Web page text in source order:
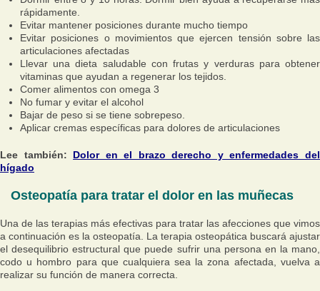
rápidamente.
Evitar mantener posiciones durante mucho tiempo
Evitar posiciones o movimientos que ejercen tensión sobre las
articulaciones afectadas
Llevar una dieta saludable con frutas y verduras para obtener
vitaminas que ayudan a regenerar los tejidos.
Comer alimentos con omega 3
No fumar y evitar el alcohol
Bajar de peso si se tiene sobrepeso.
Aplicar cremas específicas para dolores de articulaciones
Lee también: Dolor en el brazo derecho y enfermedades del
hígado
Osteopatía para tratar el dolor en las muñecas
Una de las terapias más efectivas para tratar las afecciones que vimos
a continuación es la osteopatía. La terapia osteopática buscará ajustar
el desequilibrio estructural que puede sufrir una persona en la mano,
codo u hombro para que cualquiera sea la zona afectada, vuelva a
realizar su función de manera correcta.